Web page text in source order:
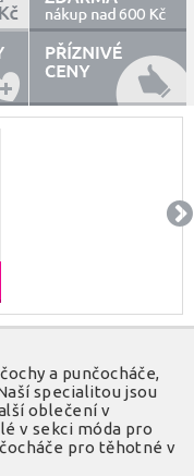
600
a punčocháče,
specialitou jsou
oblečení v
v sekci móda pro
pro těhotné v